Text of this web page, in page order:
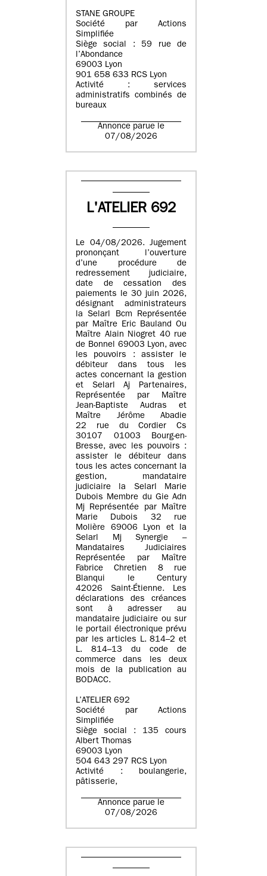
STANE GROUPE
Société par Actions
Simplifiée
Siège social : 59 rue de
l’Abondance
69003 Lyon
901 658 633 RCS Lyon
Activité : services
administratifs combinés de
bureaux
Annonce parue le
07/08/2026
L'ATELIER 692
Le 04/08/2026. Jugement
prononçant l’ouverture
d’une procédure de
redressement judiciaire,
date de cessation des
paiements le 30 juin 2026,
désignant administrateurs
la Selarl Bcm Représentée
par Maître Eric Bauland Ou
Maître Alain Niogret 40 rue
de Bonnel 69003 Lyon, avec
les pouvoirs : assister le
débiteur dans tous les
actes concernant la gestion
et Selarl Aj Partenaires,
Représentée par Maître
Jean-Baptiste Audras et
Maître Jérôme Abadie
22 rue du Cordier Cs
30107 01003 Bourg-en-
Bresse, avec les pouvoirs :
assister le débiteur dans
tous les actes concernant la
gestion, mandataire
judiciaire la Selarl Marie
Dubois Membre du Gie Adn
Mj Représentée par Maître
Marie Dubois 32 rue
Molière 69006 Lyon et la
Selarl Mj Synergie –
Mandataires Judiciaires
Représentée par Maître
Fabrice Chretien 8 rue
Blanqui le Century
42026 Saint-Étienne. Les
déclarations des créances
sont à adresser au
mandataire judiciaire ou sur
le portail électronique prévu
par les articles L. 814–2 et
L. 814–13 du code de
commerce dans les deux
mois de la publication au
BODACC.
L’ATELIER 692
Société par Actions
Simplifiée
Siège social : 135 cours
Albert Thomas
69003 Lyon
504 643 297 RCS Lyon
Activité : boulangerie,
pâtisserie,
Annonce parue le
07/08/2026